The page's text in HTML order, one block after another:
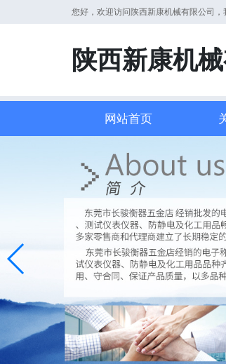
您好，欢迎访问陕西新康机械有限公司，
陕西新康机
网站首页